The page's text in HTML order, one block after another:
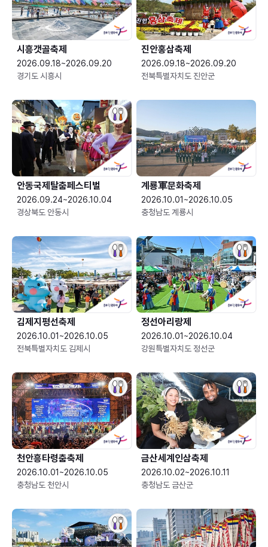
시흥갯골축제
2026.09.18~2026.09.20
경기도 시흥시
진안홍삼축제
2026.09.18~2026.09.20
전북특별자치도 진안군
안동국제탈춤페스티벌
2026.09.24~2026.10.04
경상북도 안동시
2026.10.01~2026.10.05
충청남도 계룡시
김제지평선축제
2026.10.01~2026.10.05
전북특별자치도 김제시
정선아리랑제
2026.10.01~2026.10.04
강원특별자치도 정선군
천안흥타령춤축제
2026.10.01~2026.10.05
충청남도 천안시
금산세계인삼축제
2026.10.02~2026.10.11
충청남도 금산군